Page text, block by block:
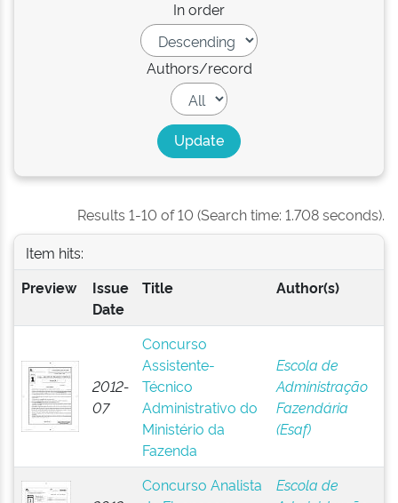
In order
Authors/record
Results 1-10 of 10 (Search time: 1.708 seconds).
Item hits:
Preview
Issue
Date
Title Author(s)
2012-
07
Concurso
Assistente-
Técnico
Administrativo do
Ministério da
Fazenda
Escola de
Administração
Fazendária
(Esaf)
Concurso Analista
Escola de